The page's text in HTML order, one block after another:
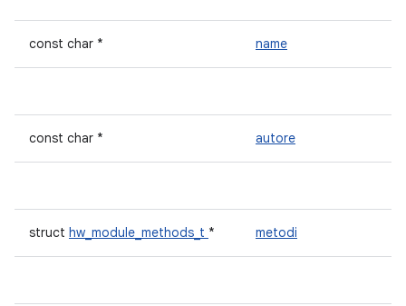
const char * name
const char * autore
struct hw_module_methods_t * metodi